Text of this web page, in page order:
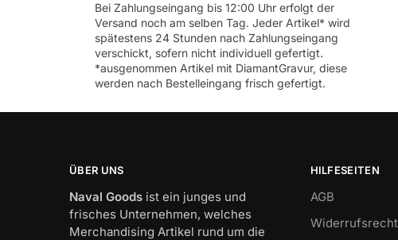
Bei Zahlungseingang bis 12:00 Uhr erfolgt der
Versand noch am selben Tag. Jeder Artikel* wird
spätestens 24 Stunden nach Zahlungseingang
verschickt, sofern nicht individuell gefertigt.
*ausgenommen Artikel mit DiamantGravur, diese
werden nach Bestelleingang frisch gefertigt.
ÜBER UNS
Naval Goods ist ein junges und
frisches Unternehmen, welches
Merchandising Artikel rund um die
HILFESEITEN
AGB
Widerrufsrecht